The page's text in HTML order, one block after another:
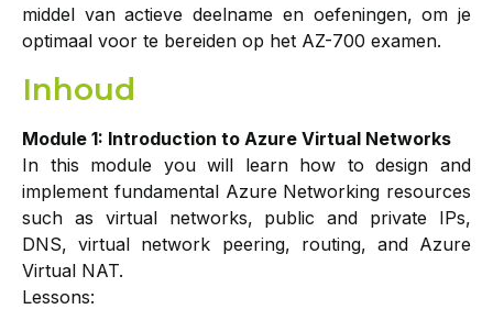
middel van actieve deelname en oefeningen, om je
optimaal voor te bereiden op het AZ-700 examen.
Inhoud
Module 1: Introduction to Azure Virtual Networks
In this module you will learn how to design and
implement fundamental Azure Networking resources
such as virtual networks, public and private IPs,
DNS, virtual network peering, routing, and Azure
Virtual NAT.
Lessons: